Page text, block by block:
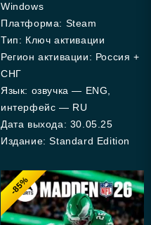
Windows
Платформа: Steam
Тип: Ключ активации
Регион активации: Россия +
СНГ
Язык: озвучка — ENG,
интерфейс — RU
Дата выхода: 30.05.25
Издание: Standard Edition
-85%